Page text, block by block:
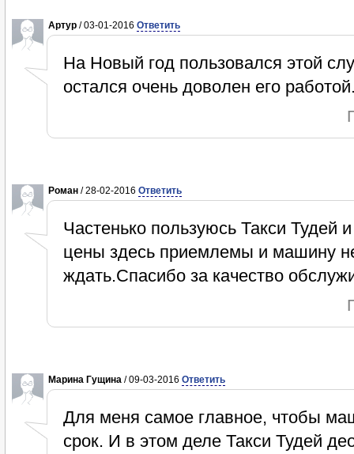
Артур / 03-01-2016 Ответить
На Новый год пользовался этой
остался очень доволен его
Роман / 28-02-2016 Ответить
Частенько пользуюсь Такси Тудей и
цены здесь приемлемы и машину
ждать.Спасибо за качество
Марина Гущина / 09-03-2016 Ответить
Для меня самое главное, чтобы
срок. И в этом деле Такси Тудей